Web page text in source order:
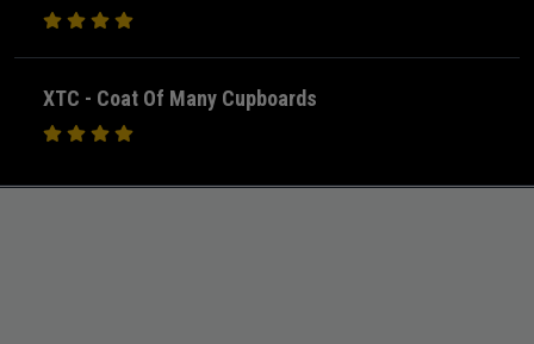
XTC - Coat Of Many Cupboards